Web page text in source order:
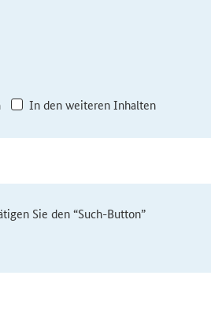
In den weiteren Inhalten
Sie den “Such-Button”